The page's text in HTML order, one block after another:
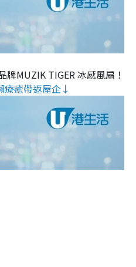
牌MUZIK TIGER 冰感風扇！
療癒帶返屋企↓